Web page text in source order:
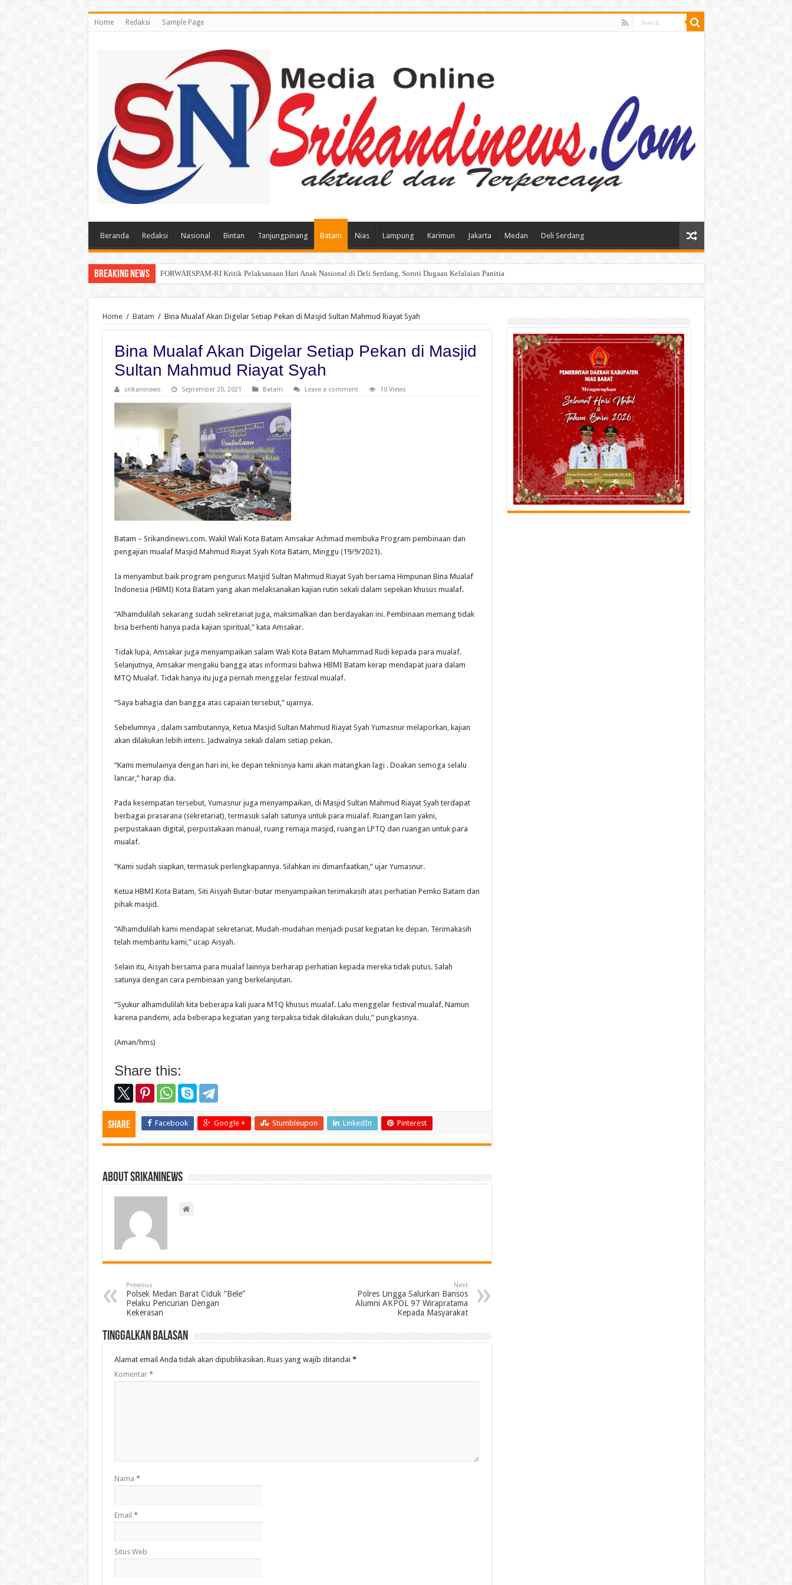
Home Redaksi Sample Page
Beranda Redaksi Nasional Bintan Tanjungpinang Batam Nias Lampung Karimun Jakarta Medan Deli Serdang
Breaking News FORWARSPAM-RI Kritik Pelaksanaan Hari Anak Nasional di Deli Serdang, Soroti Dugaan Kelalaian Panitia
Kelalaian Panitia : Menginjak Injak Kewibawaan Bupati Deli Serdang.
Home / Batam / Bina Mualaf Akan Digelar Setiap Pekan di Masjid Sultan Mahmud Riayat Syah
Bina Mualaf Akan Digelar Setiap Pekan di Masjid
Sultan Mahmud Riayat Syah
srikaninews September 20, 2021 Batam Leave a comment 10 Views
Batam – Srikandinews.com. Wakil Wali Kota Batam Amsakar Achmad membuka Program pembinaan dan
pengajian mualaf Masjid Mahmud Riayat Syah Kota Batam, Minggu (19/9/2021).
Ia menyambut baik program pengurus Masjid Sultan Mahmud Riayat Syah bersama Himpunan Bina Mualaf
Indonesia (HBMI) Kota Batam yang akan melaksanakan kajian rutin sekali dalam sepekan khusus mualaf.
“Alhamdulilah sekarang sudah sekretariat juga, maksimalkan dan berdayakan ini. Pembinaan memang tidak
bisa berhenti hanya pada kajian spiritual,” kata Amsakar.
Tidak lupa, Amsakar juga menyampaikan salam Wali Kota Batam Muhammad Rudi kepada para mualaf.
Selanjutnya, Amsakar mengaku bangga atas informasi bahwa HBMI Batam kerap mendapat juara dalam
MTQ Mualaf. Tidak hanya itu juga pernah menggelar festival mualaf.
“Saya bahagia dan bangga atas capaian tersebut,” ujarnya.
Sebelumnya , dalam sambutannya, Ketua Masjid Sultan Mahmud Riayat Syah Yumasnur melaporkan, kajian
akan dilakukan lebih intens. Jadwalnya sekali dalam setiap pekan.
“Kami memulainya dengan hari ini, ke depan teknisnya kami akan matangkan lagi . Doakan semoga selalu
lancar,” harap dia.
Pada kesempatan tersebut, Yumasnur juga menyampaikan, di Masjid Sultan Mahmud Riayat Syah terdapat
berbagai prasarana (sekretariat), termasuk salah satunya untuk para mualaf. Ruangan lain yakni,
perpustakaan digital, perpustakaan manual, ruang remaja masjid, ruangan LPTQ dan ruangan untuk para
mualaf.
“Kami sudah siapkan, termasuk perlengkapannya. Silahkan ini dimanfaatkan,” ujar Yumasnur.
Ketua HBMI Kota Batam, Siti Aisyah Butar-butar menyampaikan terimakasih atas perhatian Pemko Batam dan
pihak masjid.
“Alhamdulilah kami mendapat sekretariat. Mudah-mudahan menjadi pusat kegiatan ke depan. Terimakasih
telah membantu kami,” ucap Aisyah.
Selain itu, Aisyah bersama para mualaf lainnya berharap perhatian kepada mereka tidak putus. Salah
satunya dengan cara pembinaan yang berkelanjutan.
“Syukur alhamdulilah kita beberapa kali juara MTQ khusus mualaf. Lalu menggelar festival mualaf. Namun
karena pandemi, ada beberapa kegiatan yang terpaksa tidak dilakukan dulu,” pungkasnya.
(Aman/hms)
Share this:
Share Facebook Google + Stumbleupon LinkedIn Pinterest
About srikaninews
Previous
Polsek Medan Barat Ciduk “Bele”
Pelaku Pencurian Dengan
Kekerasan
Next
Polres Lingga Salurkan Bansos
Alumni AKPOL 97 Wirapratama
Kepada Masyarakat
Tinggalkan Balasan
Alamat email Anda tidak akan dipublikasikan. Ruas yang wajib ditandai *
Komentar *
Nama *
Email *
Situs Web